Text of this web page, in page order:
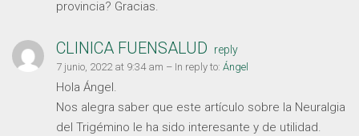
provincia? Gracias.
CLINICA FUENSALUD reply
7 junio, 2022 at 9:34 am – In reply to: Ángel
Hola Ángel.
Nos alegra saber que este artículo sobre la Neuralgia
del Trigémino le ha sido interesante y de utilidad.